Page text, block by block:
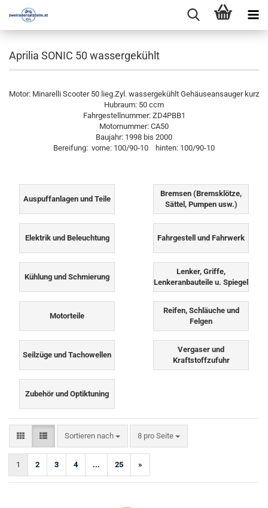
Aprilia SONIC 50 wassergekühlt
Motor: Minarelli Scooter 50 lieg.Zyl. wassergekühlt Gehäuseansauger kurz
Hubraum: 50 ccm
Fahrgestellnummer: ZD4PBB1
Motornummer: CA50
Baujahr: 1998 bis 2000
Bereifung: vorne: 100/90-10 hinten: 100/90-10
Auspuffanlagen und Teile
Bremsen (Bremsklötze,
Sättel, Pumpen usw.)
Elektrik und Beleuchtung Fahrgestell und Fahrwerk
Kühlung und Schmierung
Lenker, Griffe,
Lenkeranbauteile u. Spiegel
Motorteile
Reifen, Schläuche und
Felgen
Seilzüge und Tachowellen
Vergaser und
Kraftstoffzufuhr
Zubehör und Optiktuning
Sortieren nach
Sortieren nach 8 pro Seite
pro Seite
1 2 3 4 ... 25 »